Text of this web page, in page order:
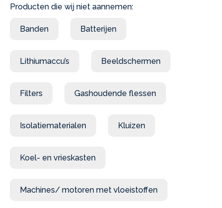
Producten die wij niet aannemen:
Banden Batterijen
Lithiumaccu’s Beeldschermen
Filters Gashoudende flessen
Isolatiematerialen Kluizen
Koel- en vrieskasten
Machines/ motoren met vloeistoffen